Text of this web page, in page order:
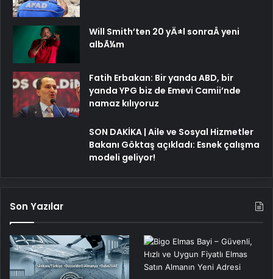
Will Smith’ten 20 yÄ±l sonraÂ yeni
albÃ¼m
Fatih Erbakan: Bir yanda ABD, bir
yanda YPG biz de Emevi Camii’nde
namaz kılıyoruz
SON DAKİKA | Aile ve Sosyal Hizmetler
Bakanı Göktaş açıkladı: Esnek çalışma
modeli geliyor!
Son Yazılar